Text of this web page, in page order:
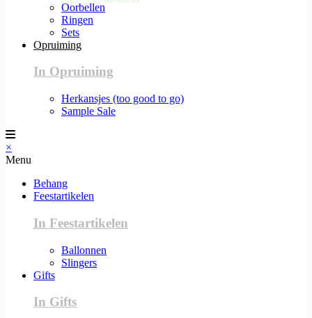
Oorbellen
Ringen
Sets
Opruiming
In Opruiming
Herkansjes (too good to go)
Sample Sale
×
Menu
Behang
Feestartikelen
In Feestartikelen
Ballonnen
Slingers
Gifts
In Gifts